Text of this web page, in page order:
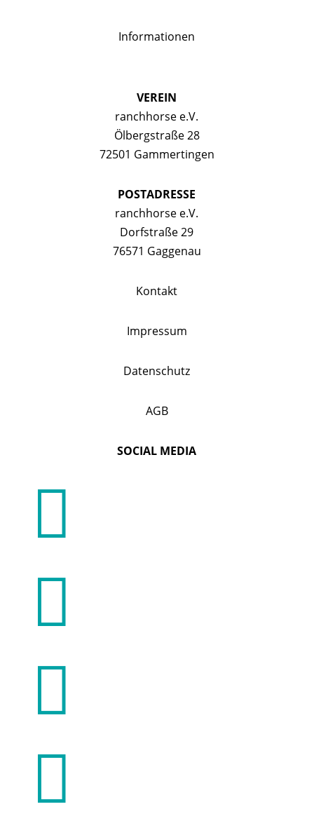
Informationen
VEREIN
ranchhorse e.V.
Ölbergstraße 28
72501 Gammertingen
POSTADRESSE
ranchhorse e.V.
Dorfstraße 29
76571 Gaggenau
Kontakt
Impressum
Datenschutz
AGB
SOCIAL MEDIA



